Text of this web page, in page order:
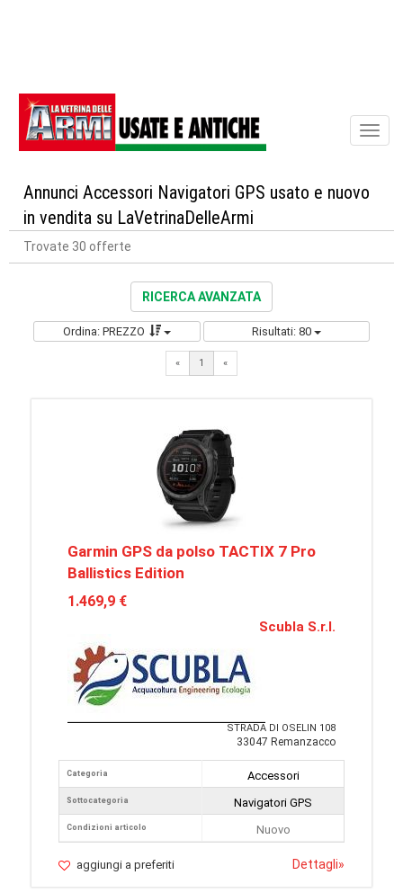
Annunci Accessori Navigatori GPS usato e nuovo
in vendita su LaVetrinaDelleArmi
Trovate 30 offerte
RICERCA AVANZATA
Ordina: PREZZO Risultati: 80
« 1 «
Garmin GPS da polso TACTIX 7 Pro
Ballistics Edition
1.469,9 €
Scubla S.r.l.
STRADA DI OSELIN 108
33047 Remanzacco
Categoria
Sottocategoria
Condizioni articolo
Accessori
Navigatori GPS
Nuovo
aggiungi a preferiti Dettagli»